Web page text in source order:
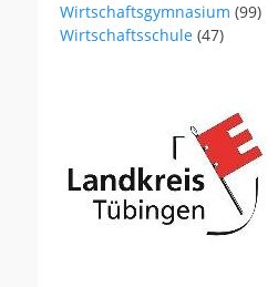
Wirtschaftsgymnasium (99)
Wirtschaftsschule (47)